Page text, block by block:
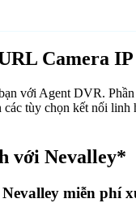
Camera
với Agent DVR.
tùy chọn kết nối linh
với Nevalley*
miễn phí